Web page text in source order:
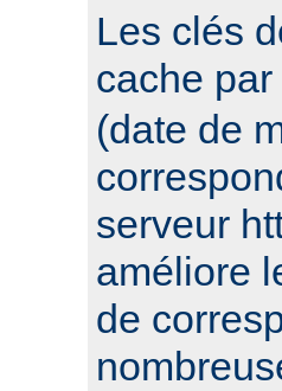
Les clés
cache
(date de
serveur
améliore
de